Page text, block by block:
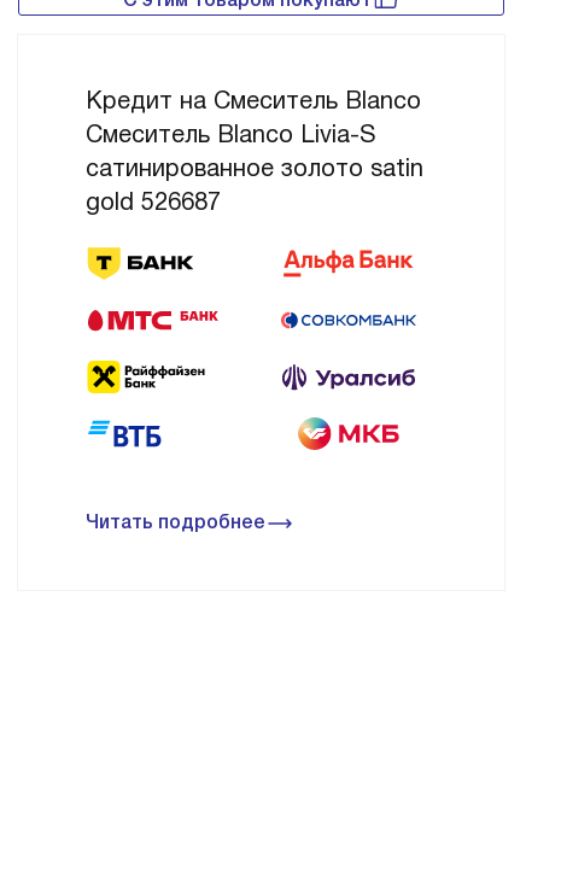
Кредит на Смеситель Blanco
Смеситель Blanco Livia-S
сатинированное золото satin
gold 526687
Читать подробнее